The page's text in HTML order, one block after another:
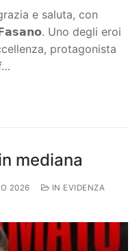
e saluta, con
Uno degli eroi
protagonista
mediana
2026
IN EVIDENZA